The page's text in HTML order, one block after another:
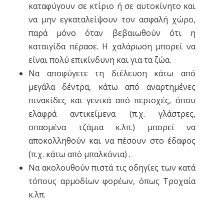
καταφύγουν σε κτίριο ή σε αυτοκίνητο και
να μην εγκαταλείψουν τον ασφαλή χώρο,
παρά μόνο όταν βεβαιωθούν ότι η
καταιγίδα πέρασε. Η χαλάρωση μπορεί να
είναι πολύ επικίνδυνη και για τα ζώα.
Να αποφύγετε τη διέλευση κάτω από
μεγάλα δέντρα, κάτω από αναρτημένες
πινακίδες και γενικά από περιοχές, όπου
ελαφρά αντικείμενα (π.χ. γλάστρες,
σπασμένα τζάμια κ.λπ.) μπορεί να
αποκολληθούν και να πέσουν στο έδαφος
(π.χ. κάτω από μπαλκόνια) .
Να ακολουθούν πιστά τις οδηγίες των κατά
τόπους αρμοδίων φορέων, όπως Τροχαία
κ.λπ.